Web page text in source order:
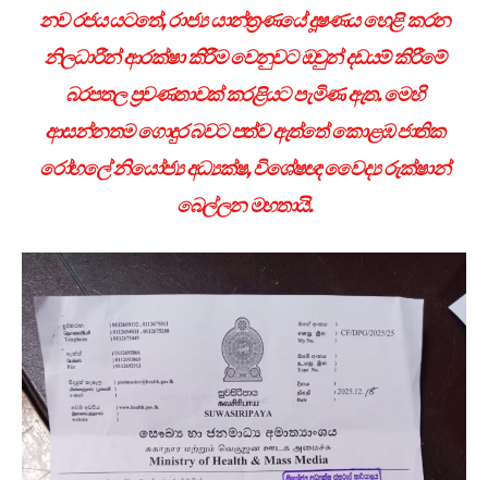
නව රජය යටතේ,රාජ්‍ය යාන්ත්‍රණයේ දූෂණය හෙළි කරන
නිලධාරීන් ආරක්ෂා කිරීම වෙනුවට ඔවුන් දඩයම් කිරීමේ
බරපතල ප්‍රවණතාවක් කරළියට පැමිණ ඇත. මෙහි
ආසන්නතම ගොදුර බවට පත්ව ඇත්තේ කොළඹ ජාතික
රෝහලේ නියෝජ්‍ය අධ්‍යක්ෂ,විශේෂඥ වෛද්‍ය රුක්ෂාන්
බෙල්ලන මහතායි.